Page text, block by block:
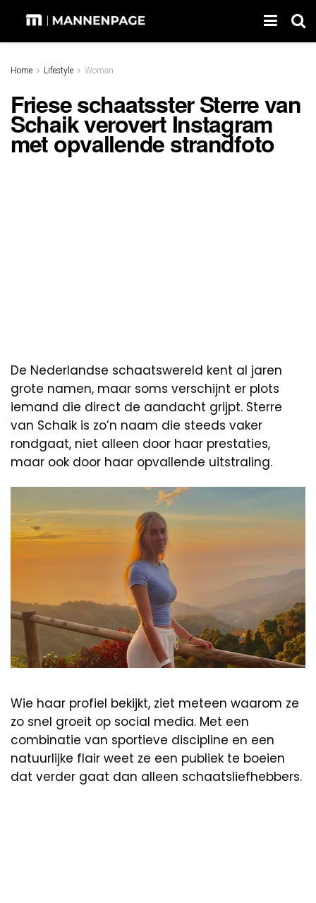
Home Lifestyle Woman
Friese schaatsster Sterre van
Schaik verovert Instagram
met opvallende strandfoto
De Nederlandse schaatswereld kent al jaren
grote namen, maar soms verschijnt er plots
iemand die direct de aandacht grijpt. Sterre
van Schaik is zo’n naam die steeds vaker
rondgaat, niet alleen door haar prestaties,
maar ook door haar opvallende uitstraling.
Wie haar profiel bekijkt, ziet meteen waarom ze
zo snel groeit op social media. Met een
combinatie van sportieve discipline en een
natuurlijke flair weet ze een publiek te boeien
dat verder gaat dan alleen schaatsliefhebbers.